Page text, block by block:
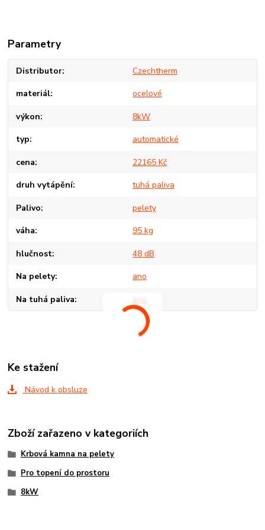
Parametry
Distributor Czechtherm
materiál ocelové
výkon 8kW
typ automatické
cena 22165 Kč
druh vytápění tuhá paliva
Palivo pelety
váha 95 kg
hlučnost 48 dB
Na pelety ano
Na tuhá paliva ano
Ke stažení
Návod k obsluze
Zboží zařazeno v kategoriích
Krbová kamna na pelety
Pro topení do prostoru
8kW